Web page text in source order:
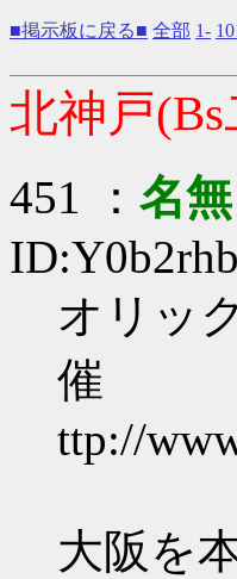
■掲示板に戻る■ 全部 1-
北神戸
451 ： 名
オリッ
催
ttp://
大阪を